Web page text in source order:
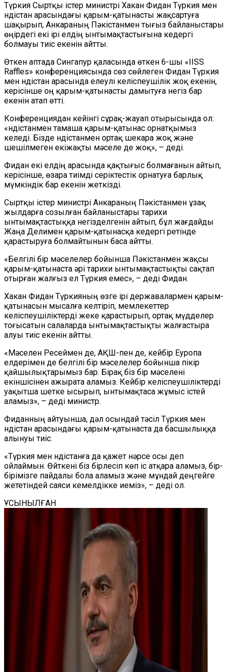
Түркия Сыртқы істер министрі Хакан Фидан Түркия мен
Үндістан арасындағы қарым-қатынасты жақсартуға
шақырып, Анкараның Пәкістанмен тығыз байланыстары
өңірдегі екі ірі елдің ынтымақтастығына кедергі
болмауы тиіс екенін айтты.
Өткен аптада Сингапур қаласында өткен 6-шы «IISS
Raffles» конференциясында сөз сөйлеген Фидан Түркия
мен Үндістан арасында елеулі келіспеушілік жоқ екенін,
керісінше оң қарым-қатынасты дамытуға негіз бар
екенін атап өтті.
Конференциядан кейінгі сұрақ-жауап отырысында ол:
«Үндістанмен тамаша қарым-қатынас орнатқымыз
келеді. Бізде Үндістанмен ортақ шекара жоқ және
шешілмеген екіжақты мәселе де жоқ», – деді.
Фидан екі елдің арасында қақтығыс болмағанын айтып,
керісінше, өзара тиімді серіктестік орнатуға барлық
мүмкіндік бар екенін жеткізді.
Сыртқы істер министрі Анкараның Пәкістанмен ұзақ
жылдарға созылған байланыстары тарихи
ынтымақтастыққа негізделгенін айтып, бұл жағдайды
Жаңа Делимен қарым-қатынасқа кедергі ретінде
қарастыруға болмайтынын баса айтты.
«Белгілі бір мәселелер бойынша Пәкістанмен жақсы
қарым-қатынаста әрі тарихи ынтымақтастықты сақтап
отырған жалғыз ел Түркия емес», – деді Фидан.
Хакан Фидан Түркияның өзге ірі державалармен қарым-
қатынасын мысалға келтіріп, мемлекеттер
келіспеушіліктерді жеке қарастырып, ортақ мүдделер
тоғысатын салаларда ынтымақтастықты жалғастыра
алуы тиіс екенін айтты.
«Мәселен Ресеймен де, АҚШ-пен де, кейбір Еуропа
елдерімен де белгілі бір мәселелер бойынша пікір
қайшылықтарымыз бар. Бірақ біз бір мәселені
екіншісінен ажырата аламыз. Кейбір келіспеушіліктерді
уақытша шетке ысырып, ынтымақтаса жұмыс істей
аламыз», – деді министр.
Фиданның айтуынша, дәл осындай тәсіл Түркия мен
Үндістан арасындағы қарым-қатынаста да басшылыққа
алынуы тиіс.
«Түркия мен Үндістанға да қажет нәрсе осы деп
ойлаймын. Өйткені біз бірлесіп көп іс атқара аламыз, бір-
бірімізге пайдалы бола аламыз және мұндай деңгейге
жететіндей саяси кемелдікке иеміз», – деді ол.
ҰСЫНЫЛҒАН